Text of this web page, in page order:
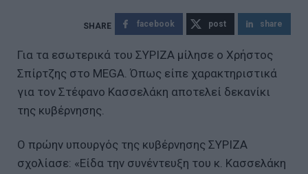
facebook post share
Για τα εσωτερικά του ΣΥΡΙΖΑ μίλησε ο Χρήστος
Σπίρτζης στο MEGA. Όπως είπε χαρακτηριστικά
για τον Στέφανο Κασσελάκη αποτελεί δεκανίκι
της κυβέρνησης.
Ο πρώην υπουργός της κυβέρνησης ΣΥΡΙΖΑ
σχολίασε: «Είδα την συνέντευξη του κ. Κασσελάκη